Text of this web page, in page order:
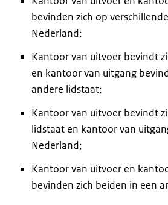
bevinden zich op
Nederland;
Kantoor van uitvoer bevindt
en kantoor van uitgang
andere lidstaat;
Kantoor van uitvoer bevindt
lidstaat en kantoor van
Nederland;
Kantoor van uitvoer en
bevinden zich beiden in een